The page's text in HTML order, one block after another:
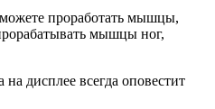
проработать мышцы,
мышцы ног,
дисплее всегда оповестит